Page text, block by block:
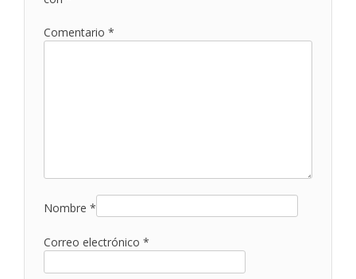
Comentario *
Nombre *
Correo electrónico *